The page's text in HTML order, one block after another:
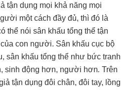
tận dụng mọi khả năng mọi
một cách đầy đủ, thì đó là
thể nói sân khấu tổng thể tận
con người. Sân khấu cục bộ
sân khấu tổng thể như bức tranh
sinh động hơn, người hơn. Trên
tận dụng đôi chân, đôi tay, lồng